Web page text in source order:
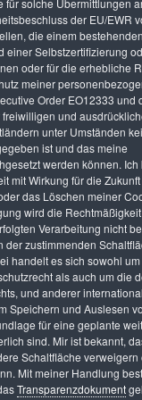
für solche Übermittlungen
der EU/EWR
die einem bestehenden
einer Selbstzertifizierung
oder für die erhebliche
meiner
Order EO12333 und
und
unter Umständen
ist und das meine
werden können. Ich
mit Wirkung für die
das Löschen meiner
wird die
Verarbeitung nicht
zustimmenden
handelt es sich sowohl um
als auch um die
und anderer
Speichern und Auslesen
für eine geplante
sind. Mir ist bekannt,
Schaltfläche verweigern
Mit meiner Handlung
Transparenzdokument
Update 4.3
der NIK
einem Klick
2/2019
9 10 11 12
AGB
Sporrer